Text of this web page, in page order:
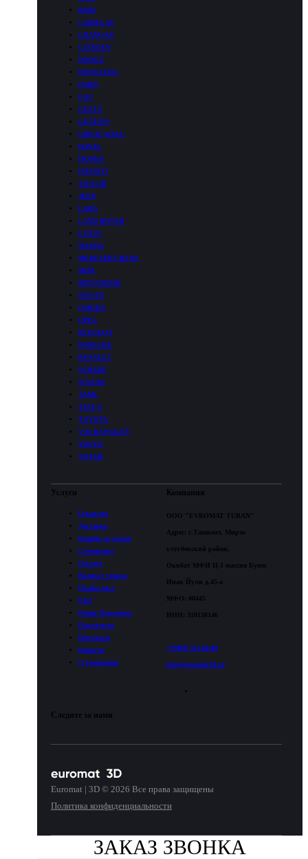
BMW
CADILLAC
CHANGAN
CITROEN
DODGE
DONGFENG
FORD
GAC
GEELY
GENESIS
GREAT WALL
HAVAL
HONDA
INFINITI
JAGUAR
JEEP
LADA
LAND ROVER
LEXUS
MAZDA
MERCEDES-BENZ
MINI
MITSUBISHI
NISSAN
OMODA
OPEL
PEUGEOT
PORSCHE
RENAULT
SUBARU
SUZUKI
TANK
TESLA
TOYOTA
VOLKSWAGEN
VOLVO
VOYAH
Услуги
Гарантия
Доставка
Кэшбэк за отзыв
Самовывоз
Оплата
Возврат товара
Прайс-лист
FAQ
Наши Партнеры
Партнерам
Контакты
Новости
О компании
Компания
ООО "EVROMAT TURAN"
Адрес: г.Ташкент, Мирзо
улугбекский район,
Окибат МФИ Ц-1 массив Буюк
Ипак Йули д.45-а
МФО: 00445
ИНН: 310138146
+99890 325-88-80
info@euromat3d.uz
Следите за нами
Euromat | 3D © 2026 Все права защищены
Политика конфиденциальности
ЗАКАЗ ЗВОНКА